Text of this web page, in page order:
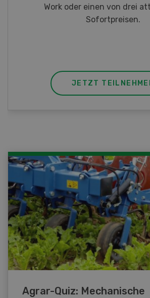
Taschenmessern
JETZT
Agrar-Quiz: Mechanische